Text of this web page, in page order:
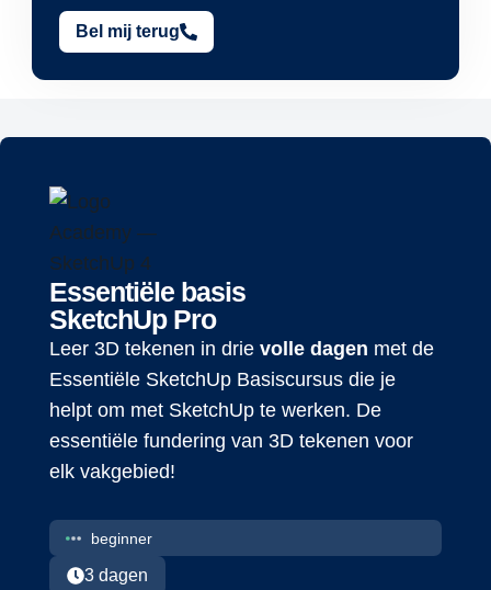
Bel mij terug
Essentiële basis
SketchUp Pro
Leer 3D tekenen in drie volle dagen met de
Essentiële SketchUp Basiscursus die je
helpt om met SketchUp te werken. De
essentiële fundering van 3D tekenen voor
elk vakgebied!
beginner
3 dagen